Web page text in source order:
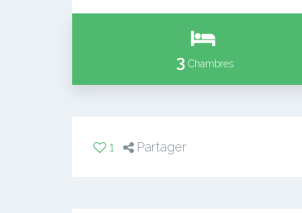
3 Chambres
1 Partager